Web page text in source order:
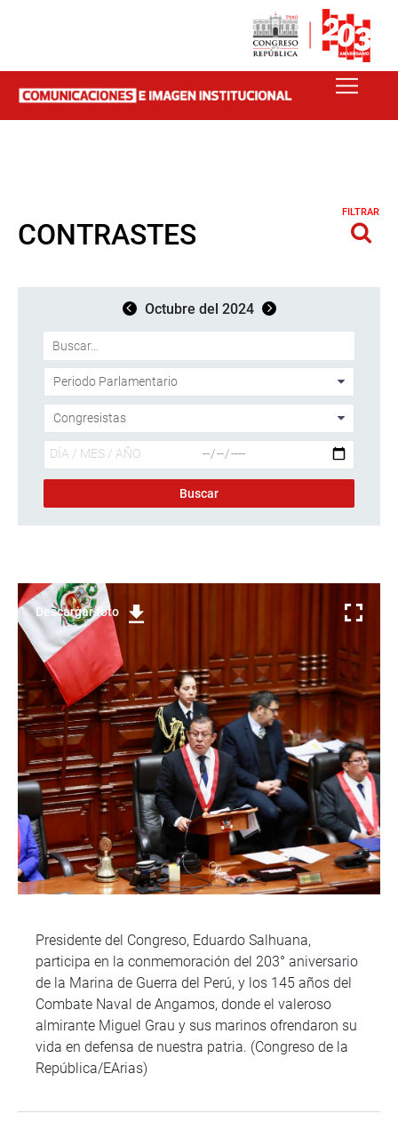
CONTRASTES
FILTRAR
Octubre del 2024
Descargar foto
Presidente del Congreso, Eduardo Salhuana,
participa en la conmemoración del 203° aniversario
de la Marina de Guerra del Perú, y los 145 años del
Combate Naval de Angamos, donde el valeroso
almirante Miguel Grau y sus marinos ofrendaron su
vida en defensa de nuestra patria. (Congreso de la
República/EArias)